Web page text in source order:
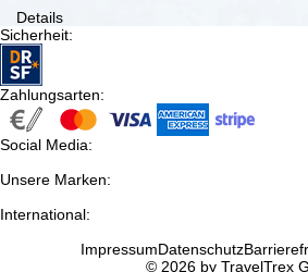
kostenfrei
…
Details
Sicherheit:
Zahlungsarten:
Social Media:
Unsere Marken:
International:
ImpressumDatenschutz
© 2026 by TravelTrex